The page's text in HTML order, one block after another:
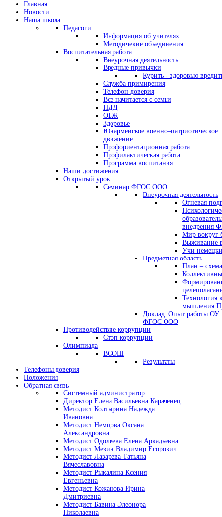
Главная
Новости
Наша школа
Педагоги
Информация об учителях
Методичекие объединения
Воспитательная работа
Внеурочная деятельность
Вредные привычки
Курить - здоровью
Служба примирения
Телефон доверия
Все начитается с семьи
ПДД
ОБЖ
Здоровье
Юнармейское военно–патриотическое
движение
Профориентационная работа
Профилактическая работа
Программа воспитания
Наши достижения
Открытый урок
Семинар ФГОС ООО
Внеурочная деятельность
Огневая
внедрения
Мир вокруг
Выживание
Учи
Предметная область
План –
Технология
Доклад. Опыт работы ОУ
ФГОС ООО
Противодействие коррупции
Стоп коррупции
Олимпиада
ВСОШ
Результаты
Телефоны доверия
Положения
Обратная связь
Системный администратор
Директор Елена Васильевна Караченец
Методист Колтырина Надежда
Ивановна
Методист Немцова Оксана
Александровна
Методист Одолеева Елена Аркадьевна
Методист Мезин Владимир Егорович
Методист Лазарева Татьяна
Вячеславовна
Методист Рыкалина Ксения
Евгеньевна
Методист Кожанова Ирина
Дмитриевна
Методист Бавина Элеонора
Николаевна